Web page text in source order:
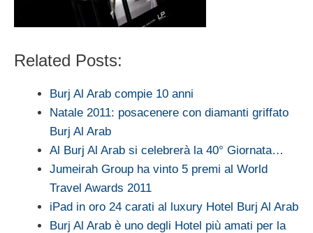
Related Posts:
Burj Al Arab compie 10 anni
Natale 2011: posacenere con diamanti griffato
Burj Al Arab
Al Burj Al Arab si celebrerà la 40° Giornata…
Jumeirah Group ha vinto 5 premi al World
Travel Awards 2011
iPad in oro 24 carati al luxury Hotel Burj Al Arab
Burj Al Arab è uno degli Hotel più amati per la